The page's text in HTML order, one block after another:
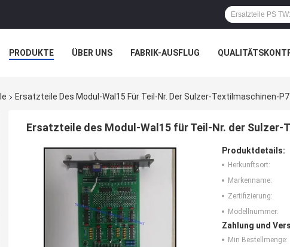
PRODUKTE ÜBER UNS FABRIK-AUSFLUG
Ersatzteile Des Modul-Wal15 Für Teil-Nr. Der Sulzer-Textilmaschinen-
Ersatzteile des Modul-Wal15 für Teil-Nr. der Sulzer-
Produktdetails:
Herkunftsort:
Markenname:
Zertifizierung:
Modellnummer:
Zahlung und
Min Bestellmenge: